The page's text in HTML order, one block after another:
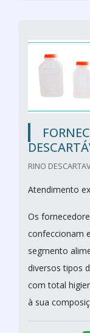
RINO
Atendimento
Os
confeccionam
segmento
diversos tipos
com total
à sua